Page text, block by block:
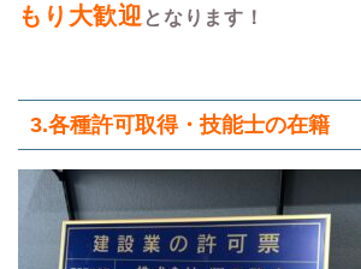
もり大歓迎 となります！
3.各種許可取得・技能士の在籍